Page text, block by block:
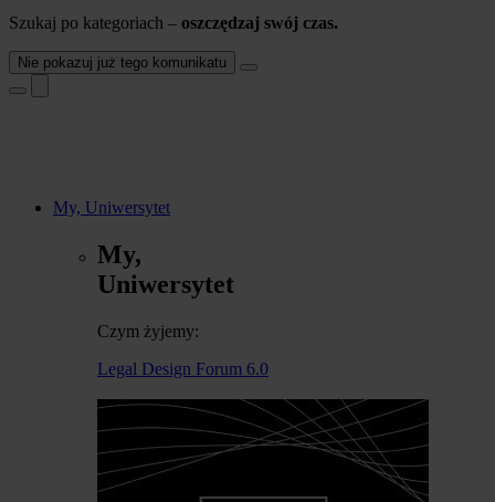
Szukaj po kategoriach – oszczędzaj swój czas.
Nie pokazuj już tego komunikatu
My, Uniwersytet
My,
Uniwersytet
Czym żyjemy:
Legal Design Forum 6.0